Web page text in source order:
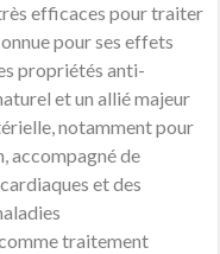
efficaces pour traiter
pourses effets
propriétés anti-
etun alliémajeur
notammentpour
,accompagnéde
etdes
traitement